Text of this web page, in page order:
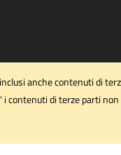
anche contenuti di
i contenuti di terze parti